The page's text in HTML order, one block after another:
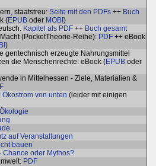
staatstreu: Seite mit den PDFs ++ Buch
(EPUB oder MOBI )
Kapitel als PDF ++ Buch gesamt
(PocketTheorie-Reihe): PDF ++ eBook
)
gentechnisch erzeugte Nahrungsmittel
die Menschenrechte: eBook (EPUB oder
in Mittelhessen - Ziele, Materialien &
Ökostrom von unten (leider mit einigen
auf Veranstaltungen
bauen
Chance oder Mythos?
PDF